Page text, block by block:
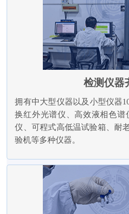
检测仪器
拥有中大型仪器以及小型仪器
换红外光谱仪、高效液相色谱
仪、可程式高低温试验箱、耐
验机等多种仪器。